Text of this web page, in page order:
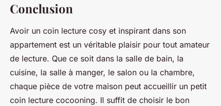
Conclusion
Avoir un coin lecture cosy et inspirant dans son
appartement est un véritable plaisir pour tout amateur
de lecture. Que ce soit dans la salle de bain, la
cuisine, la salle à manger, le salon ou la chambre,
chaque pièce de votre maison peut accueillir un petit
coin lecture cocooning. Il suffit de choisir le bon